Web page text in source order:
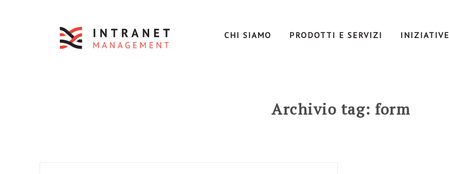
CHI SIAMO PRODOTTI E SERVIZI INIZIATIVE
Archivio tag: form